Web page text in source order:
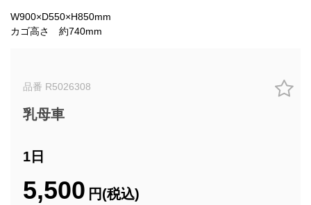
W900×D550×H850mm
カゴ高さ 約740mm
品番 R5026308
乳母車
1日
5,500 円(税込)